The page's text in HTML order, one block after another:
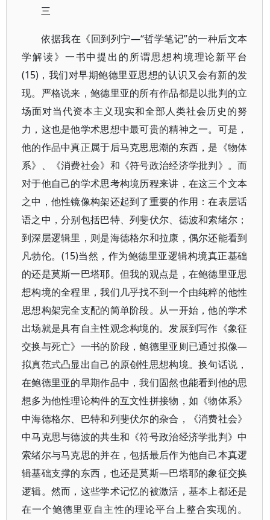
三
依据我在《回到列宁—“哲学笔记”的一种后文本
学解读》一书中提出的所谓思想构境理论新平台
(15)，我们对早期鲍德里亚思想的认识又会有新的发
现。严格说来，鲍德里亚的所有作品都是以批判的立
场面对当代资本主义现实和全部人类社会历史的努
力，这也是他学术思想中最可贵的精神之一。可是，
他的作品中真正属于后马克思思潮的东西，是《物体
系》、《消费社会》和《符号政治经济学批判》。而
对于他自己的学术思考构境历程来讲，在这三个文本
之中，他性镜像构架还起到了重要的作用：在表层话
语之中，分别包括巴特、列斐伏尔、德波和索绪尔；
到深层逻辑里，则是海德格尔和拉康，偶尔还能看到
凡勃伦。(15)当然，作为鲍德里亚逻辑构境真正基础
的还是莫斯一巴塔耶。但我的观点是，在鲍德里亚思
想构境的全程里，我们几乎找不到一个由纯粹的他性
思想构架完全支配的简单阶段。从一开始，他的学术
出场就是具有自主性观念构境的。发展到写作《象征
交换与死亡》一书的阶段，鲍德里亚则已通过拟像—
拟真范式凸显出自己的原创性思想构境。换句话说，
在鲍德里亚的早期作品中，我们固然也能看到他的思
想多为他性理论构件的互文性拼接物，如《物体系》
中海德格尔、巴特和列斐伏尔的杂合，《消费社会》
中马克思与德波的共生和《符号政治经济学批判》中
索绪尔与马克思的并在，包括最后作为他自己本真逻
辑基础支撑的东西，也还是莫斯—巴塔耶的象征交换
逻辑。然而，这些学术记忆的被激活，基本上都还是
在一个鲍德里亚自主性的理论平台上整合实现的。